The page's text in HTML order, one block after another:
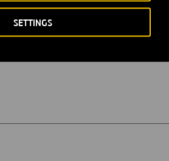
SETTINGS
y de contabilidad: Office